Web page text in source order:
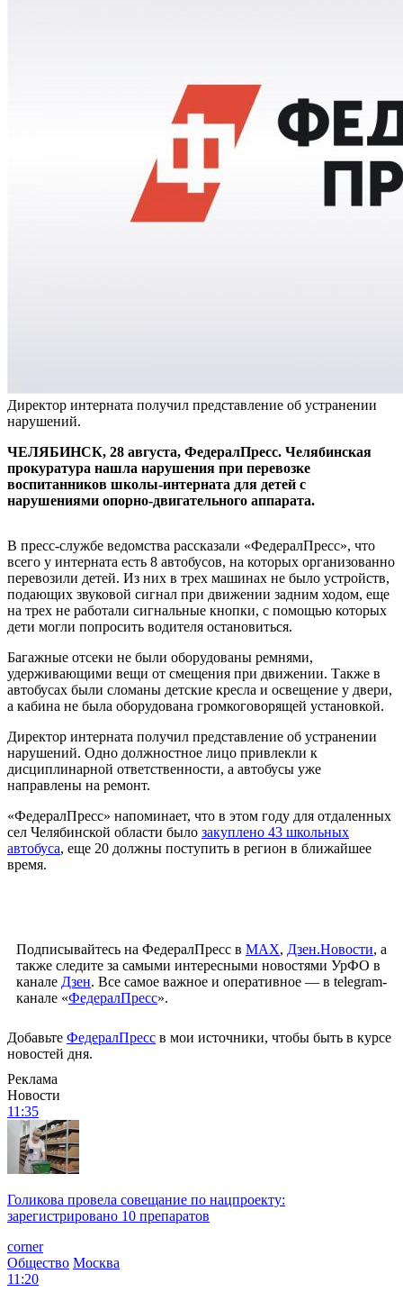
Директор интерната получил представление об устранении
нарушений.
ЧЕЛЯБИНСК, 28 августа, ФедералПресс. Челябинская
прокуратура нашла нарушения при перевозке
воспитанников школы-интерната для детей с
нарушениями опорно-двигательного аппарата.
В пресс-службе ведомства рассказали «ФедералПресс», что
всего у интерната есть 8 автобусов, на которых организованно
перевозили детей. Из них в трех машинах не было устройств,
подающих звуковой сигнал при движении задним ходом, еще
на трех не работали сигнальные кнопки, с помощью которых
дети могли попросить водителя остановиться.
Багажные отсеки не были оборудованы ремнями,
удерживающими вещи от смещения при движении. Также в
автобусах были сломаны детские кресла и освещение у двери,
а кабина не была оборудована громкоговорящей установкой.
Директор интерната получил представление об устранении
нарушений. Одно должностное лицо привлекли к
дисциплинарной ответственности, а автобусы уже
направлены на ремонт.
«ФедералПресс» напоминает, что в этом году для отдаленных
сел Челябинской области было закуплено 43 школьных
автобуса, еще 20 должны поступить в регион в ближайшее
время.
Подписывайтесь на ФедералПресс в МАХ, Дзен.Новости, а
также следите за самыми интересными новостями УрФО в
канале Дзен. Все самое важное и оперативное — в telegram-
канале «ФедералПресс».
Добавьте ФедералПресс в мои источники, чтобы быть в курсе
новостей дня.
Реклама
Новости
11:35
Голикова провела совещание по нацпроекту:
зарегистрировано 10 препаратов
corner
Общество Москва
11:20